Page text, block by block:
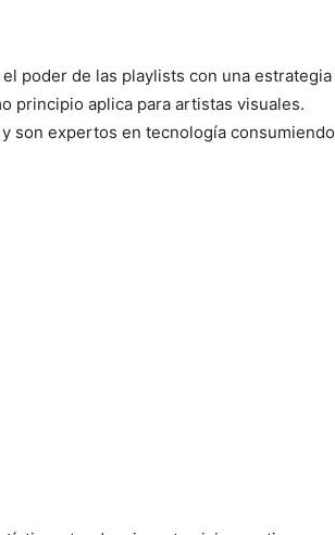
poder de las playlists con una estrategia
principio aplica para artistas visuales.
son expertos en tecnología consumiendo